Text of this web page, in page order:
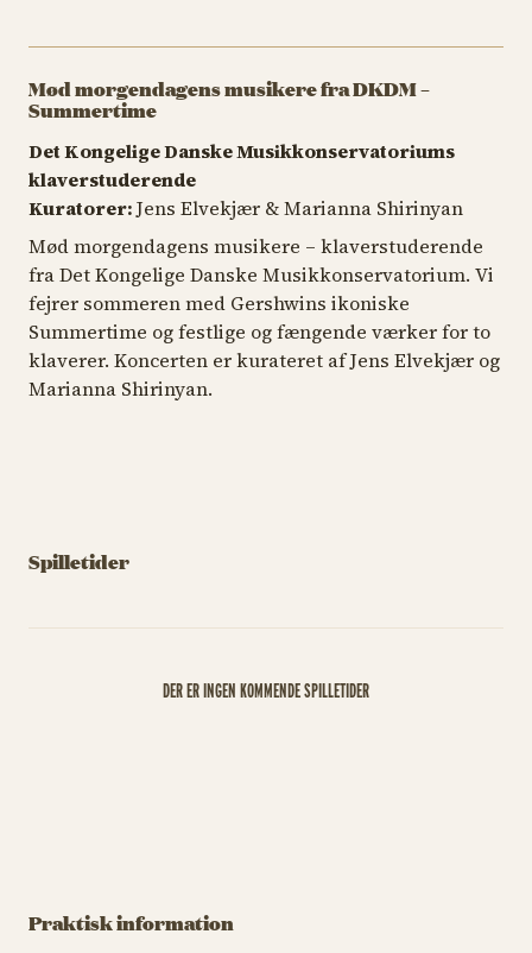
Mød morgendagens musikere fra DKDM –
Summertime
Det Kongelige Danske Musikkonservatoriums
klaverstuderende
Kuratorer:Jens Elvekjær & Marianna Shirinyan
Mød morgendagens musikere – klaverstuderende
fra Det Kongelige Danske Musikkonservatorium. Vi
fejrer sommeren med Gershwins ikoniske
Summertime og festlige og fængende værker for to
klaverer. Koncerten er kurateret af Jens Elvekjær og
Marianna Shirinyan.
Spilletider
DER ER INGEN KOMMENDE SPILLETIDER
Praktisk information